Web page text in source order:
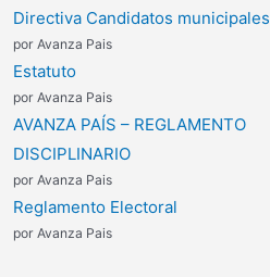
Directiva Candidatos municipales
por Avanza Pais
Estatuto
por Avanza Pais
AVANZA PAÍS – REGLAMENTO
DISCIPLINARIO
por Avanza Pais
Reglamento Electoral
por Avanza Pais